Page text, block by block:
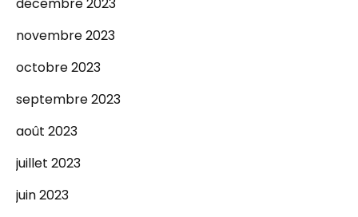
novembre 2023
octobre 2023
septembre 2023
août 2023
juillet 2023
juin 2023